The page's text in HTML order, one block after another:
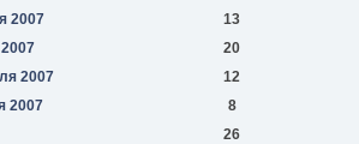
2007
13
20
2007
12
2007
8
26